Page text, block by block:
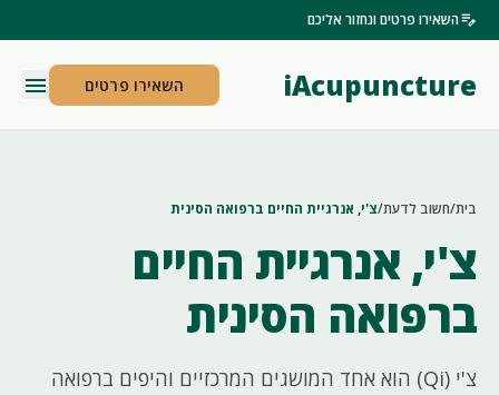
edit_noteהשאירו פרטים ונחזור אליכם
iAcupuncture השאירו פרטים menu
בית/חשוב לדעת/צ'י, אנרגיית החיים ברפואה הסינית
צ'י, אנרגיית החיים
ברפואה הסינית
צ'י (Qi) הוא אחד המושגים המרכזיים והיפים ברפואה